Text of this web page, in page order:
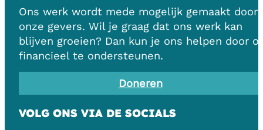
Ons werk wordt mede mogelijk gemaakt door
onze gevers. Wil je graag dat ons werk kan
blijven groeien? Dan kun je ons helpen door
financieel te ondersteunen.
Doneren
VOLG ONS VIA DE SOCIALS